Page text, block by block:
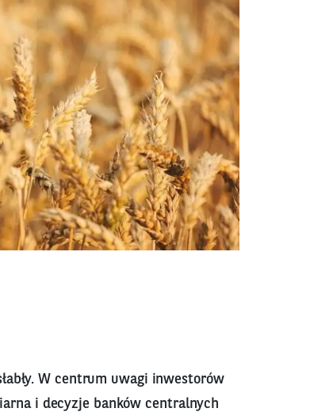
W centrum uwagi inwestorów
i decyzje banków centralnych